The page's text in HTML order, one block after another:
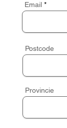
Email
Postcode
Provincie